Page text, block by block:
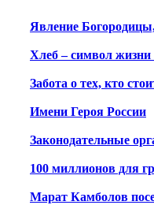
Явление
Хлеб – символ
Забота о тех, кто
Имени Героя России
Законодательные
100 миллионов для
Марат Камболов